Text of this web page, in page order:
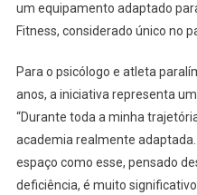
um equipamento adaptado
Fitness, considerado único no
Para o psicólogo e atleta
anos, a iniciativa representa
“Durante toda a minha
academia realmente
espaço como esse, pensado
deficiência, é muito